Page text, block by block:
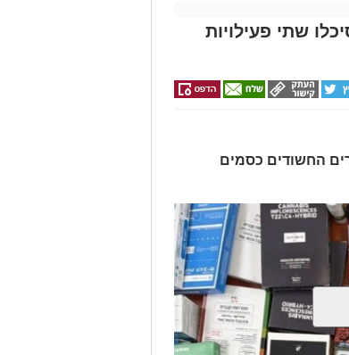
שתי פעילויות
ונתפסו כ-7.5 ק"ג חומרים החשודים כסמים